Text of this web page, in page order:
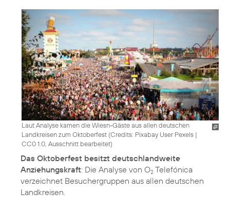
Laut Analyse kamen die Wiesn-Gäste aus allen deutschen
Landkreisen zum Oktoberfest (Credits: Pixabay User Pexels |
CC0 1.0, Ausschnitt bearbeitet)
Das Oktoberfest besitzt deutschlandweite
Anziehungskraft: Die Analyse von O2 Telefónica
verzeichnet Besuchergruppen aus allen deutschen
Landkreisen.